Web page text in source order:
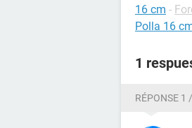
16 cm -
Polla 16
1
RÉPONSE 1